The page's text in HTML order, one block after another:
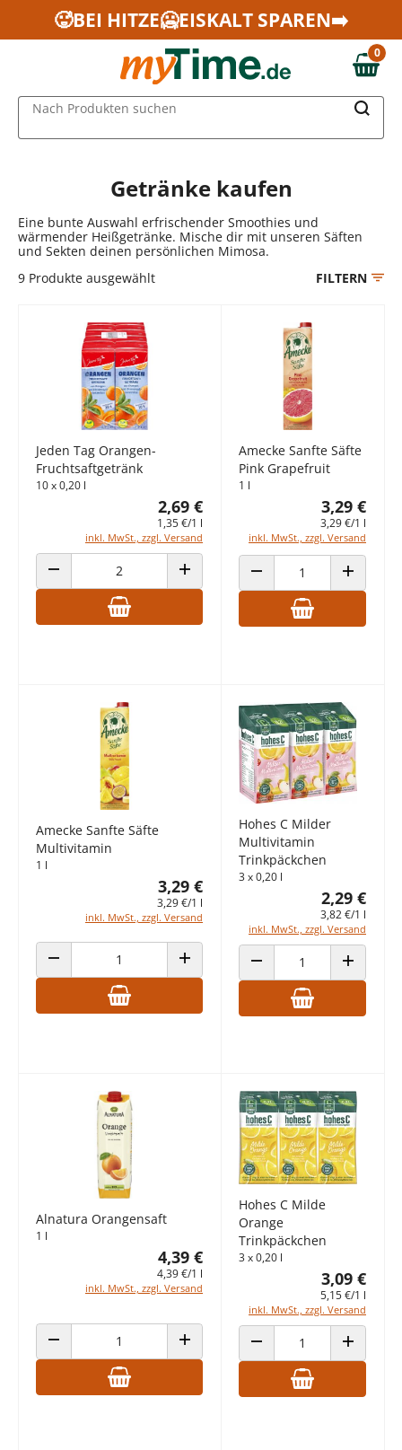
Zum Hauptinhalt springen
Zur Navigation springen
Zur Suche springen
🥵BEI HITZE🥶EISKALT SPAREN➡️
0,00 €
0
Nach Produkten suchen
Getränke kaufen
Eine bunte Auswahl erfrischender Smoothies und
wärmender Heißgetränke. Mische dir mit unseren Säften
und Sekten deinen persönlichen Mimosa.
9 Produkte ausgewählt FILTERN
Jeden Tag Orangen-
Fruchtsaftgetränk
10 x 0,20 l
2,69 €
1,35 €/1 l
inkl. MwSt., zzgl. Versand
ANZAHL VERRINGERN ANZAHL ERHÖHEN
Amecke Sanfte Säfte
Pink Grapefruit
1 l
3,29 €
3,29 €/1 l
inkl. MwSt., zzgl. Versand
ANZAHL VERRINGERNANZAHL
Amecke Sanfte Säfte
Multivitamin
1 l
3,29 €
3,29 €/1 l
inkl. MwSt., zzgl. Versand
ANZAHL VERRINGERN ANZAHL ERHÖHEN
Hohes C Milder
Multivitamin
Trinkpäckchen
3 x 0,20 l
2,29 €
3,82 €/1 l
inkl. MwSt., zzgl. Versand
ANZAHL VERRINGERNANZAHL
Alnatura Orangensaft
1 l
4,39 €
4,39 €/1 l
inkl. MwSt., zzgl. Versand
ANZAHL VERRINGERN ANZAHL ERHÖHEN
Hohes C Milde
Orange
Trinkpäckchen
3 x 0,20 l
3,09 €
5,15 €/1 l
inkl. MwSt., zzgl. Versand
ANZAHL VERRINGERNANZAHL